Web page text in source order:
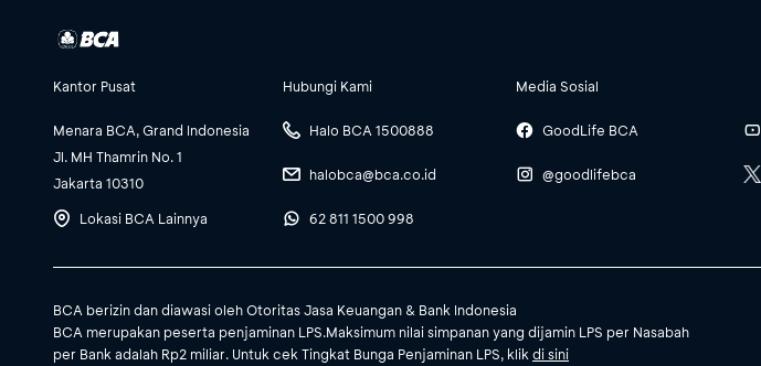
Kantor Pusat
Menara BCA, Grand Indonesia
Jl. MH Thamrin No. 1
Jakarta 10310
Lokasi BCA Lainnya
Hubungi Kami
Halo BCA 1500888
halobca@bca.co.id
62 811 1500 998
Media Sosial
GoodLife BCA
@goodlifebca
BCA berizin dan diawasi oleh Otoritas Jasa Keuangan & Bank Indonesia
BCA merupakan peserta penjaminan LPS.Maksimum nilai simpanan yang dijamin LPS per Nasabah
per Bank adalah Rp2 miliar. Untuk cek Tingkat Bunga Penjaminan LPS, klikdi sini